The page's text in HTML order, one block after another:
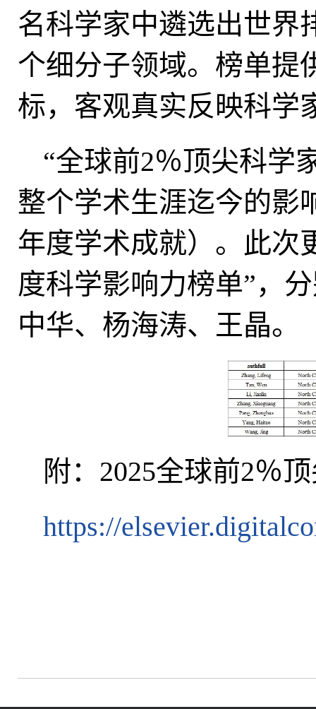
名科学家中遴选出世界
个细分子领域。榜单提
标，客观真实反映科学
“全球前2％顶尖科学
整个学术生涯迄今的影
年度学术成就）。此次
度科学影响力榜单”，
中华、杨海涛、王晶。
附：2025全球前2％
https://